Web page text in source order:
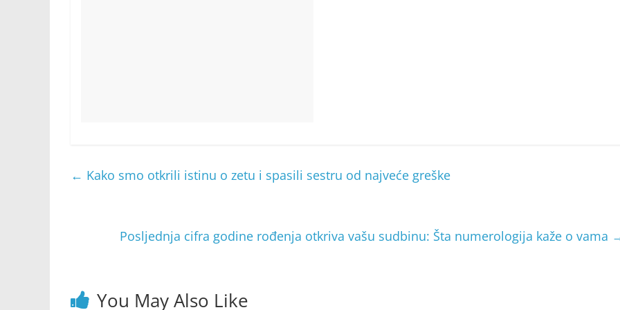
← Kako smo otkrili istinu o zetu i spasili sestru od najveće greške
Posljednja cifra godine rođenja otkriva vašu sudbinu: Šta numerologija kaže o vama
You May Also Like